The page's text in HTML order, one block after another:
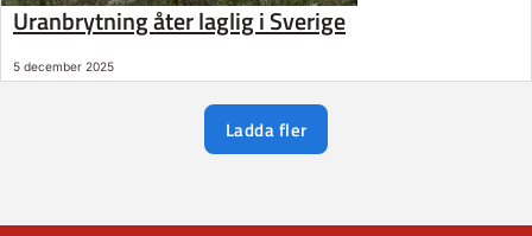
Uranbrytning åter laglig i Sverige
5 december 2025
Ladda fler